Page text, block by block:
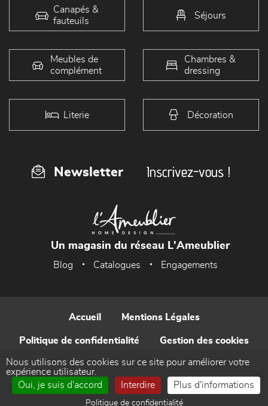
Canapés &
fauteuils
Séjours
Meubles de
complément
Chambres &
dressing
Literie Décoration
Newsletter Inscrivez-vous !
Un magasin du réseau L'Ameublier
Blog Catalogues Engagements
Accueil Mentions Légales
Politique de confidentialité Gestion des cookies
Contact
Réalisé par WEB Enseignes
Nous utilisons des cookies sur ce site pour améliorer votre
expérience utilisateur.
Oui, je suis d'accord
Interdire Plus d'informations
Politique de confidentialité